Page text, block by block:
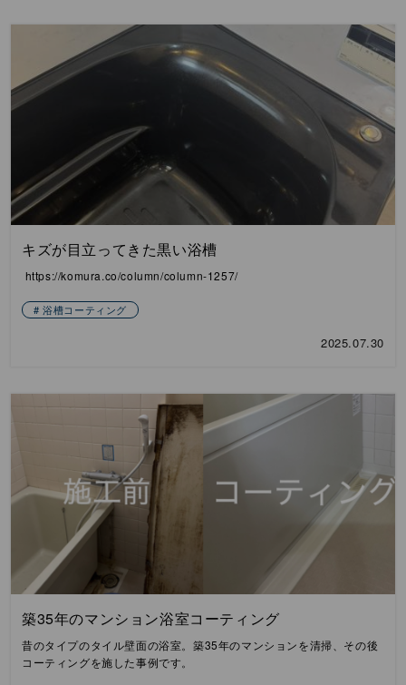
キズが目立ってきた黒い浴槽
https://komura.co/column/column-1257/
浴槽コーティング
2025.07.30
築35年のマンション浴室コーティング
昔のタイプのタイル壁面の浴室。築35年のマンションを清掃、その後
コーティングを施した事例です。